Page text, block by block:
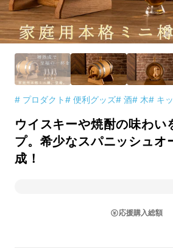
# プロダクト# 便利グッズ# 酒# 木# キ
ウイスキーや焼酎の味わい
プ。希少なスパニッシュオ
成！
応援購入総額